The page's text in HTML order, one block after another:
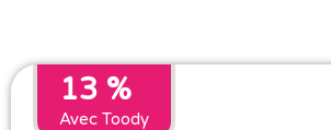
13 %
Avec Toody